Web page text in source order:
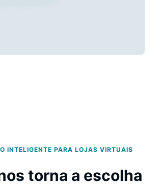
INTELIGENTE PARA LOJAS VIRTUAIS
torna a escolha